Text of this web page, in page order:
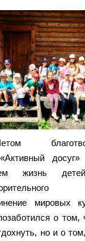
досуг»
жизнь
мировых
о том,
но и о